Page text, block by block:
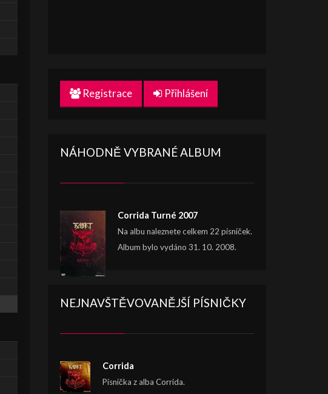
Registrace Přihlášení
NÁHODNĚ VYBRANÉ ALBUM
Corrida Turné 2007
Na albu naleznete celkem 22 písniček.
Album bylo vydáno 31. 10. 2008.
NEJNAVŠTĚVOVANĚJŠÍ PÍSNIČKY
Corrida
Písnička z alba Corrida.